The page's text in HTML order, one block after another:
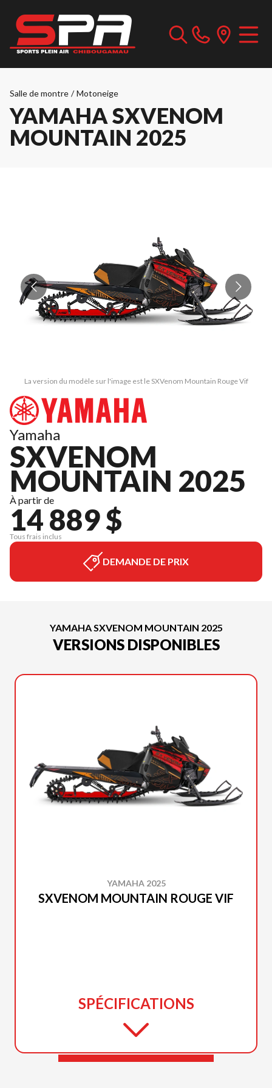
Salle de montre / Motoneige
YAMAHA SXVENOM
MOUNTAIN 2025
La version du modèle sur l'image est le SXVenom Mountain Rouge Vif
Yamaha
SXVENOM
MOUNTAIN 2025
À partir de
14 889 $
Tous frais inclus
DEMANDE DE PRIX
YAMAHA SXVENOM MOUNTAIN 2025
VERSIONS DISPONIBLES
YAMAHA 2025
SXVENOM MOUNTAIN ROUGE VIF
SPÉCIFICATIONS